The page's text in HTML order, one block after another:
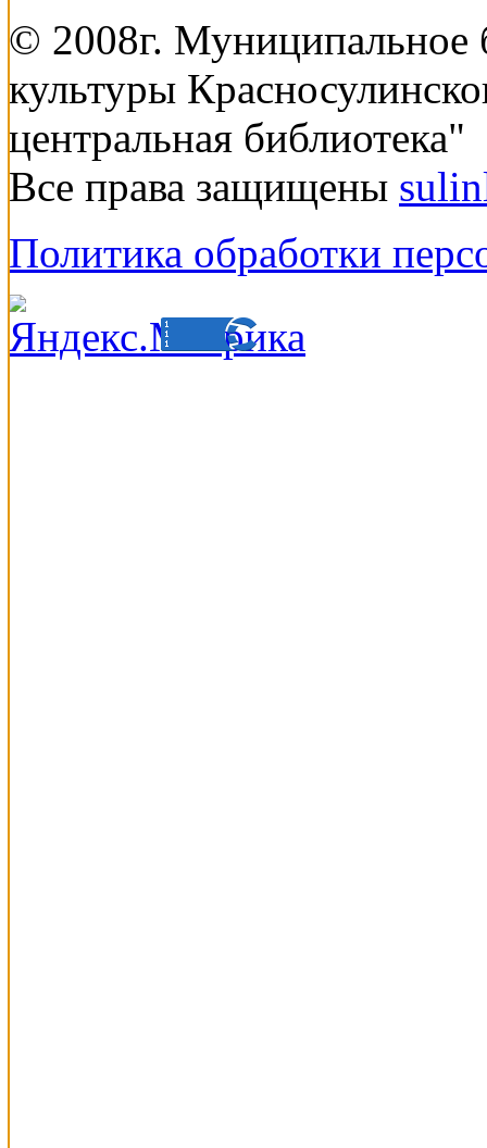
© 2008г. Муниципальное
культуры
центральная библиотека"
Все права защищены
Политика обработки